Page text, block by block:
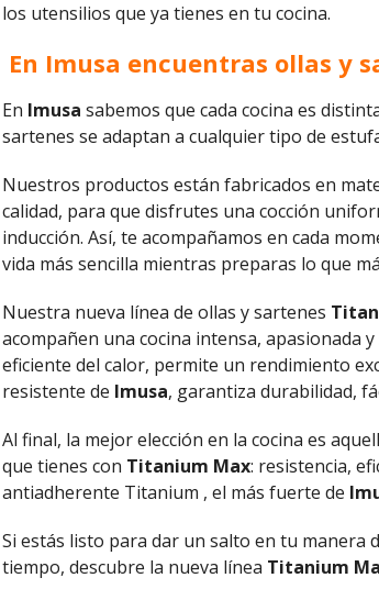
los utensilios que ya tienes en tu cocina.
En Imusa encuentras ollas y
En Imusa sabemos que cada cocina es
sartenes se adaptan a cualquier tipo de
Nuestros productos están fabricados en
calidad, para que disfrutes una cocción
inducción. Así, te acompañamos en cada
vida más sencilla mientras preparas lo que
Nuestra nueva línea de ollas y sartenes
acompañen una cocina intensa, apasionada y
eficiente del calor, permite un rendimiento
resistente de Imusa, garantiza durabilidad,
Al final, la mejor elección en la cocina es
que tienes con Titanium Max: resistencia,
antiadherente Titanium , el más fuerte de
Si estás listo para dar un salto en tu
tiempo, descubre la nueva línea Titanium